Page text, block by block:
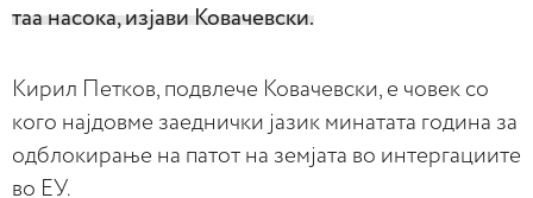
таа насока, изјави Ковачевски.
Кирил Петков, подвлече Ковачевски, е човек со
кого најдовме заеднички јазик минатата година за
одблокирање на патот на земјата во интергациите
во ЕУ.